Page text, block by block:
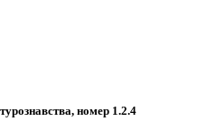
номер 1.2.4